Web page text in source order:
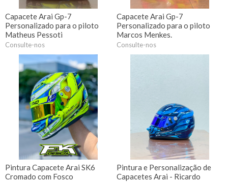
Capacete Arai Gp-7
Personalizado para o piloto
Matheus Pessoti
Consulte-nos
Capacete Arai Gp-7
Personalizado para o piloto
Marcos Menkes.
Consulte-nos
Pintura Capacete Arai SK6
Cromado com Fosco
Pintura e Personalização de
Capacetes Arai - Ricardo